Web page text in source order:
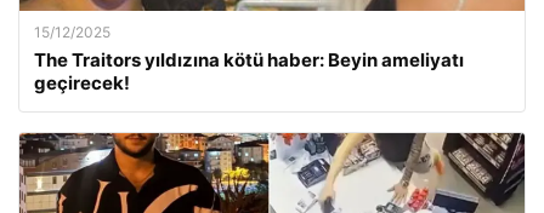
15/12/2025
The Traitors yıldızına kötü haber: Beyin ameliyatı
geçirecek!